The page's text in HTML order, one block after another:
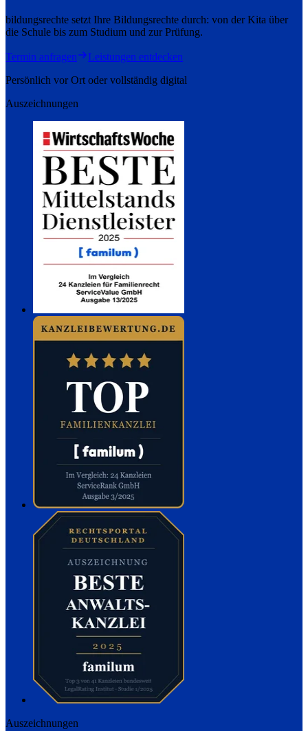
bildungsrechte setzt Ihre Bildungsrechte durch: von der Kita über
die Schule bis zum Studium und zur Prüfung.
Termin anfragen
Leistungen entdecken
Persönlich vor Ort oder vollständig digital
Auszeichnungen
Auszeichnungen